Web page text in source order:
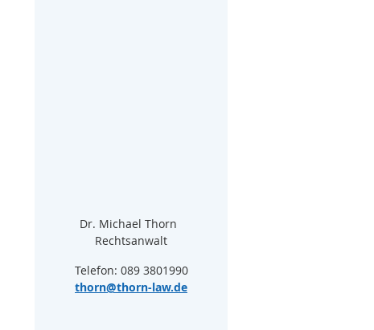
Dr. Michael Thorn
Rechtsanwalt
Telefon: 089 3801990
thorn@thorn-law.de